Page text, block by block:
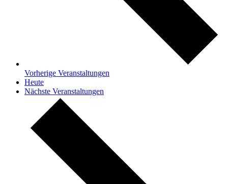
Vorherige Veranstaltungen
Heute
Nächste Veranstaltungen